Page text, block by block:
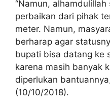
“Namun,
perbaikan dari pihak
meter. Namun,
berharap agar
bupati bisa datang ke
karena masih banyak
diperlukan
(10/10/2018).